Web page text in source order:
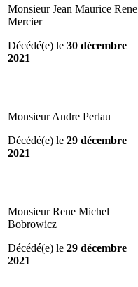
Monsieur Jean Maurice Rene
Mercier
Décédé(e) le 30 décembre
2021
Monsieur Andre Perlau
Décédé(e) le 29 décembre
2021
Monsieur Rene Michel
Bobrowicz
Décédé(e) le 29 décembre
2021